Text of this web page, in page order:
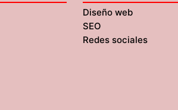
Diseño web
SEO
Redes sociales